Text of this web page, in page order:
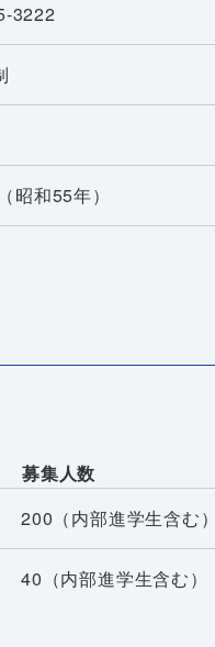
3222
昭和55年）
募集人数
200（内部進学生含む
40（内部進学生含む）